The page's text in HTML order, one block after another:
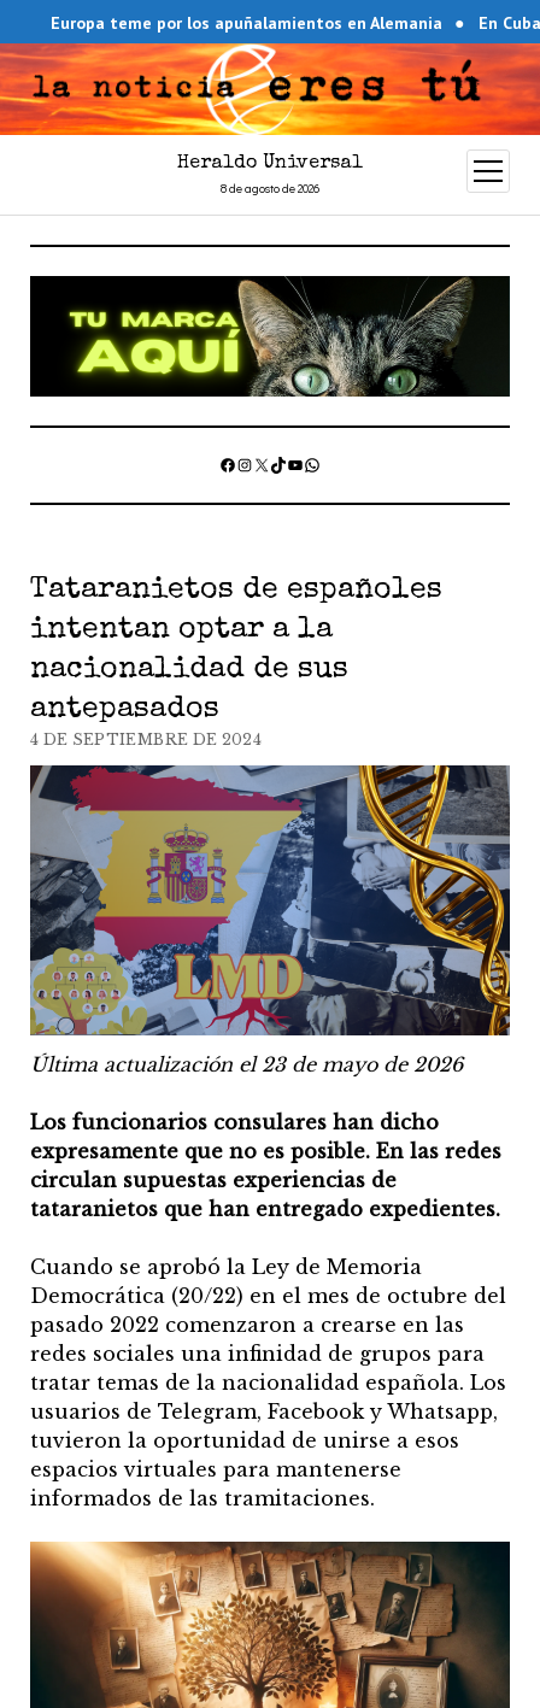
Heraldo Universal
8 de agosto de 2026
abrir
menú
Facebook
Instagram
X TikTok
YouTube
WhatsApp
Tataranietos de españoles
intentan optar a la
nacionalidad de sus
antepasados
4 DE SEPTIEMBRE DE 2024
Última actualización el 23 de mayo de 2026
Los funcionarios consulares han dicho
expresamente que no es posible. En las redes
circulan supuestas experiencias de
tataranietos que han entregado expedientes.
Cuando se aprobó la Ley de Memoria
Democrática (20/22) en el mes de octubre del
pasado 2022 comenzaron a crearse en las
redes sociales una infinidad de grupos para
tratar temas de la nacionalidad española. Los
usuarios de Telegram, Facebook y Whatsapp,
tuvieron la oportunidad de unirse a esos
espacios virtuales para mantenerse
informados de las tramitaciones.
teme por los apuñalamientos en Alemania En Cuba se nos